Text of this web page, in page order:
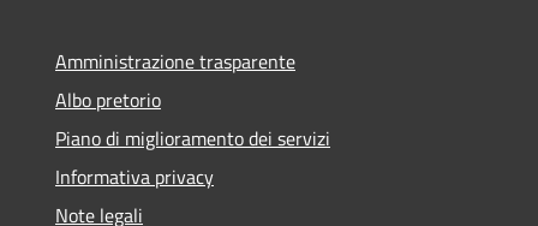
Amministrazione trasparente
Albo pretorio
Piano di miglioramento dei servizi
Informativa privacy
Note legali